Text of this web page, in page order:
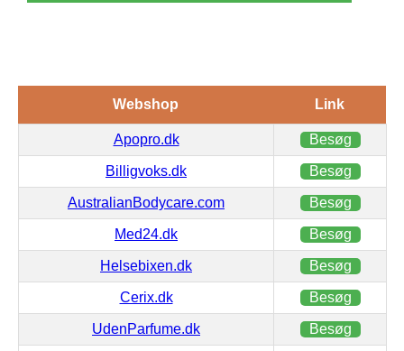
Webshop Link
Apopro.dk Besøg
Billigvoks.dk Besøg
AustralianBodycare.com Besøg
Med24.dk Besøg
Helsebixen.dk Besøg
Cerix.dk Besøg
UdenParfume.dk Besøg